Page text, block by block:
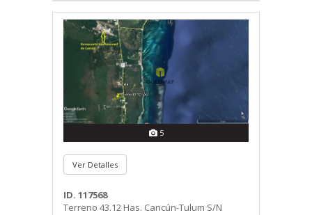
5
Ver Detalles
ID. 117568
Terreno 43.12 Has. Cancún-Tulum S/N